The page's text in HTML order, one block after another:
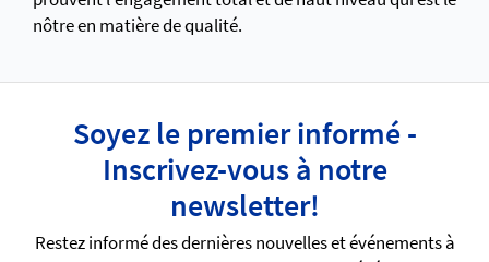
nôtre en matière de qualité.
Soyez le premier informé -
Inscrivez-vous à notre
newsletter!
Restez informé des dernières nouvelles et événements à